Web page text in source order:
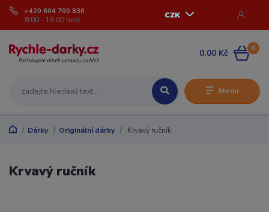
Menu
CZK
+420 604 700 836
8:00 - 16:00 hod.
0
0,00 Kč
Dárky Originální dárky Krvavý ručník
Krvavý ručník